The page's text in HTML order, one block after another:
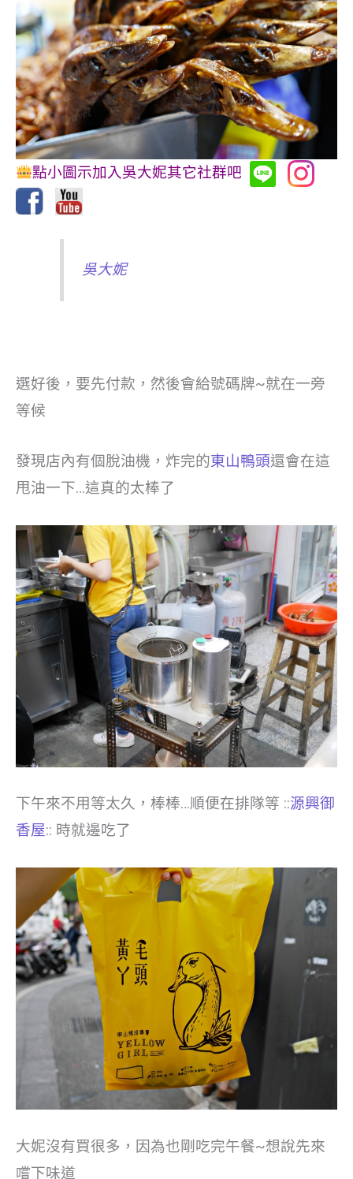
點小圖示加入吳大妮其它社群吧
吳大妮
選好後，要先付款，然後會給號碼牌~就在一旁
等候
發現店內有個脫油機，炸完的東山鴨頭還會在這
甩油一下…這真的太棒了
下午來不用等太久，棒棒…順便在排隊等 ::源興御
香屋:: 時就邊吃了
大妮沒有買很多，因為也剛吃完午餐~想說先來
嚐下味道